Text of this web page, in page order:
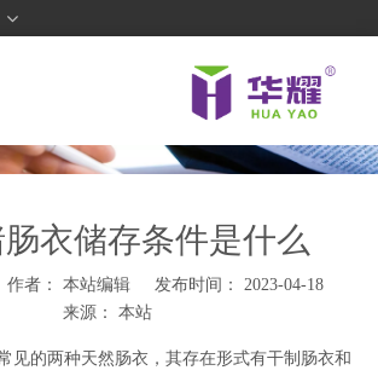
衣储存条件是什么
： 本站编辑 发布时间： 2023-04-18
来源： 本站
见的两种天然肠衣，其存在形式有干制肠衣和